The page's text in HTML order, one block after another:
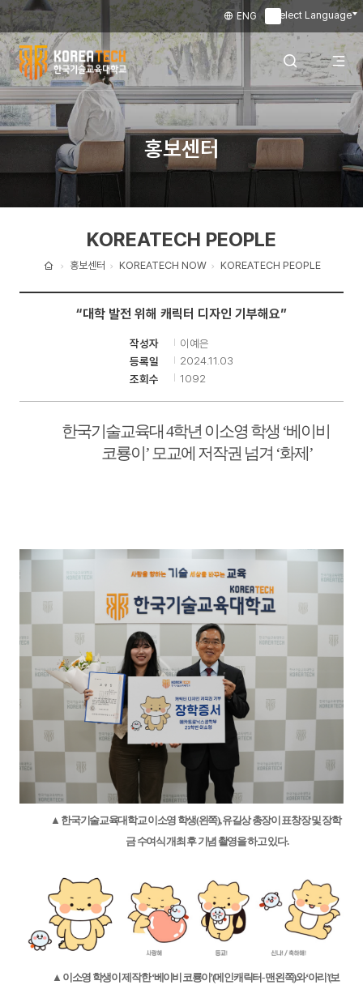
Select Language
ENG
한
국
교
학
전
뉴
홍보센터
홈
홍보센터 KOREATECH NOW KOREATECH PEOPLE
KOREATECH PEOPLE
“대학 발전 위해 캐릭터 디자인 기부해요”
작성자
이예은
등록일
2024.11.03
조회수
1092
한국기술교육대 4학년 이소영 학생 ‘베이비
코룡이 ’ 모교에 저작권 넘겨 ‘화제 ’
▲ 한국기술교육대학교 이소영 학생(왼쪽),유길상 총장이 표창장 및 장학
금 수여식 개최 후 기념 촬영을 하고 있다.
▲ 이소영 학생이 제작한‘베이비 코룡이 ’(메인 캐릭터-맨 왼쪽)와‘아리 ’(보